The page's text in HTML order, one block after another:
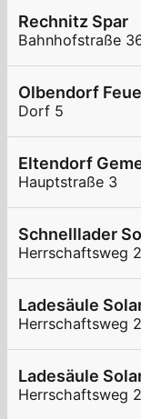
Rechnitz Spar
Bahnhofstraße
Olbendorf
Dorf 5
Eltendorf
Hauptstraße 3
Schnelllader
Herrschaftsweg
Ladesäule
Herrschaftsweg
Ladesäule
Herrschaftsweg